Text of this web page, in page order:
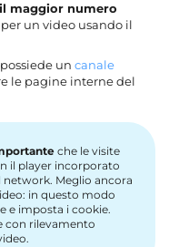
maggior numero
per un video usando il
un canale
le pagine interne del
che le visite
il player incorporato
Meglio ancora
in questo modo
e imposta i cookie.
con rilevamento